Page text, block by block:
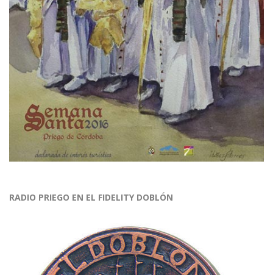
RADIO PRIEGO EN EL FIDELITY DOBLÓN